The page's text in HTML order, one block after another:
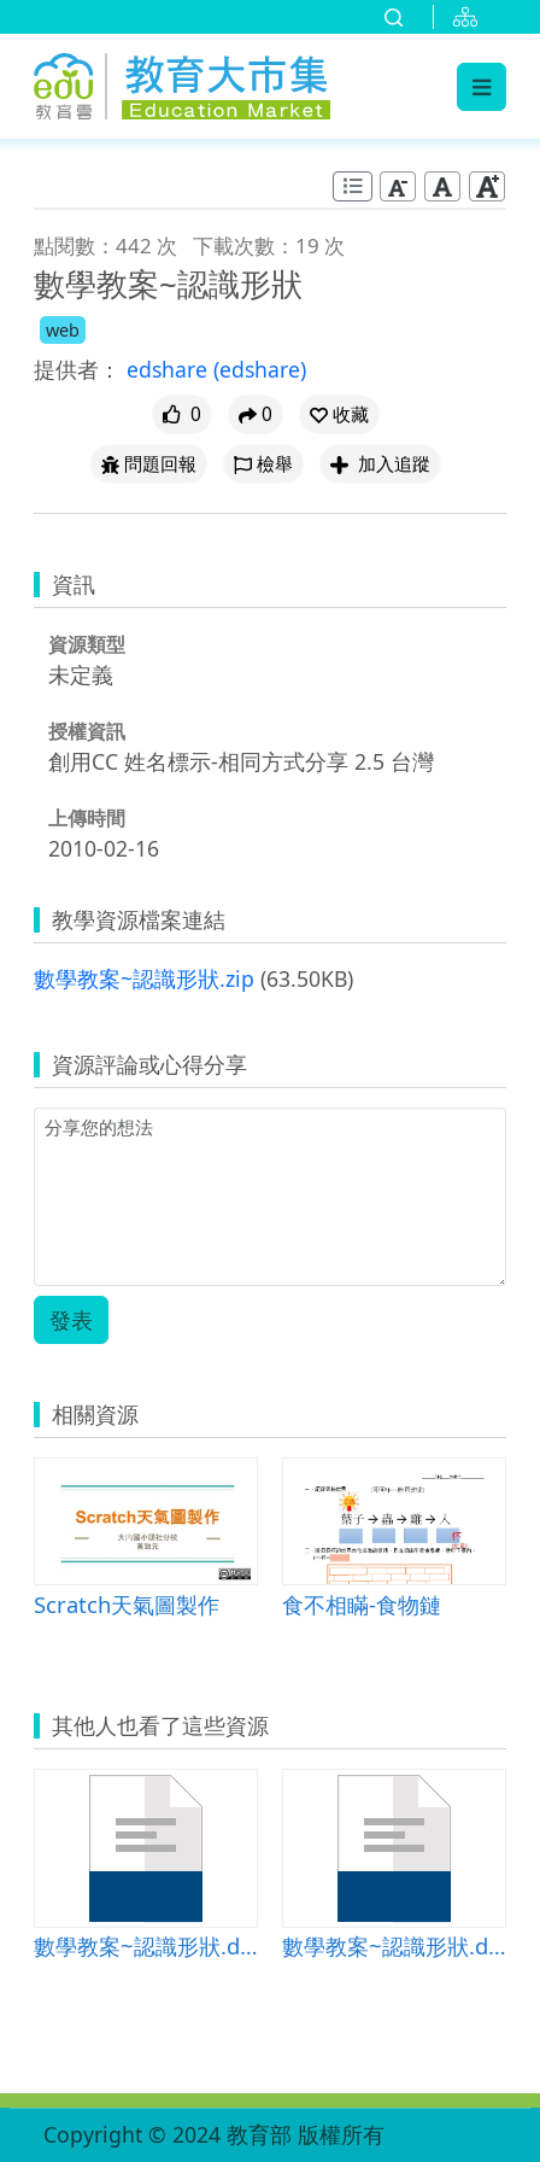
點閱數：442 次 下載次數：19 次
數學教案~認識形狀
web
提供者： edshare (edshare)
0 0
收藏
問題回報
檢舉 加入追蹤
資訊
資源類型
未定義
授權資訊
創用CC 姓名標示-相同方式分享 2.5 台灣
上傳時間
2010-02-16
教學資源檔案連結
數學教案~認識形狀.zip (63.50KB)
資源評論或心得分享
發表
相關資源
Scratch天氣圖製作 食不相瞞-食物鏈
其他人也看了這些資源
數學教案~認識形狀.doc 數學教案~認識形狀.doc
Copyright © 2024 教育部 版權所有